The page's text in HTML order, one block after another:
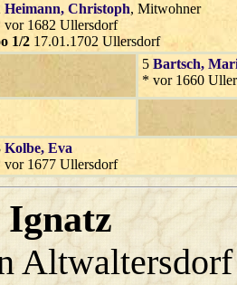
Heimann, Christoph, Mitwohner
vor 1682 Ullersdorf
1/2 17.01.1702 Ullersdorf
5 Bartsch,
* vor 1660
Kolbe, Eva
vor 1677 Ullersdorf
Ignatz
Altwaltersdorf